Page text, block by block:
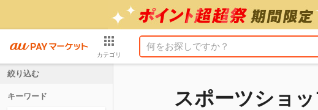
カテゴリ
スポーツショ
絞り込む
キーワード